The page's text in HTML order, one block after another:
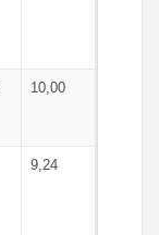
10,00
9,24